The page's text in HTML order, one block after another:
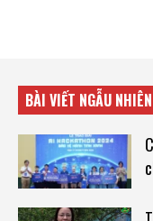
BÀI VIẾT NGẪU NHIÊN